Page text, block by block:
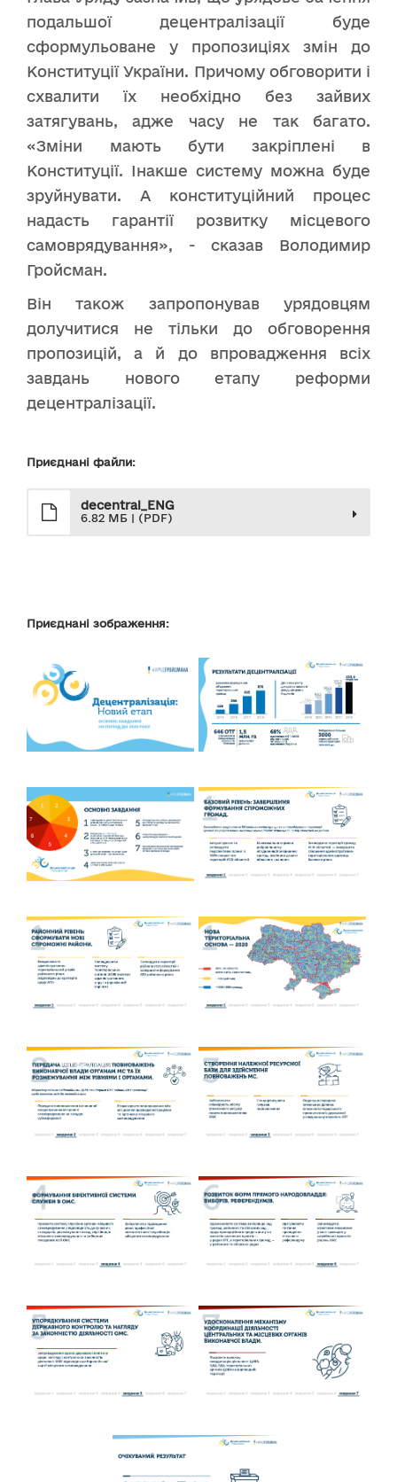
подальшої децентралізації буде
сформульоване у пропозиціях змін до
Конституції України. Причому обговорити і
схвалити їх необхідно без зайвих
затягувань, адже часу не так багато.
«Зміни мають бути закріплені в
Конституції. Інакше систему можна буде
зруйнувати. А конституційний процес
надасть гарантії розвитку місцевого
самоврядування», - сказав Володимир
Гройсман.
Він також запропонував урядовцям
долучитися не тільки до обговорення
пропозицій, а й до впровадження всіх
завдань нового етапу реформи
децентралізації.
Приєднані файли:
decentral_ENG
6.82 МБ | (PDF)
Приєднані зображення: